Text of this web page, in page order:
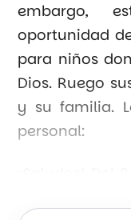
embargo,
oportunidad
para niños
Dios. Ruego
y su familia.
personal: